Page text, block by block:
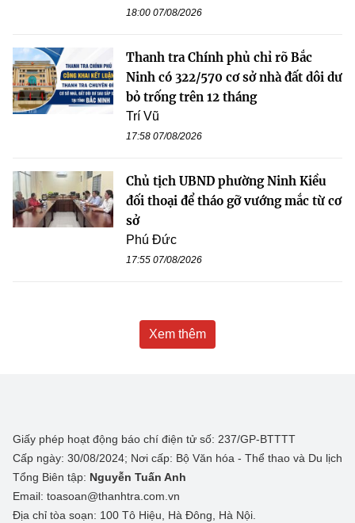
18:00 07/08/2026
Thanh tra Chính phủ chỉ rõ Bắc
Ninh có 322/570 cơ sở nhà đất dôi dư
bỏ trống trên 12 tháng
Trí Vũ
17:58 07/08/2026
Chủ tịch UBND phường Ninh Kiều
đối thoại để tháo gỡ vướng mắc từ cơ
sở
Phú Đức
17:55 07/08/2026
Xem thêm
Giấy phép hoạt động báo chí điện tử số: 237/GP-BTTTT
Cấp ngày: 30/08/2024; Nơi cấp: Bộ Văn hóa - Thể thao và Du lịch
Tổng Biên tập: Nguyễn Tuấn Anh
Email: toasoan@thanhtra.com.vn
Địa chỉ tòa soạn: 100 Tô Hiệu, Hà Đông, Hà Nội.